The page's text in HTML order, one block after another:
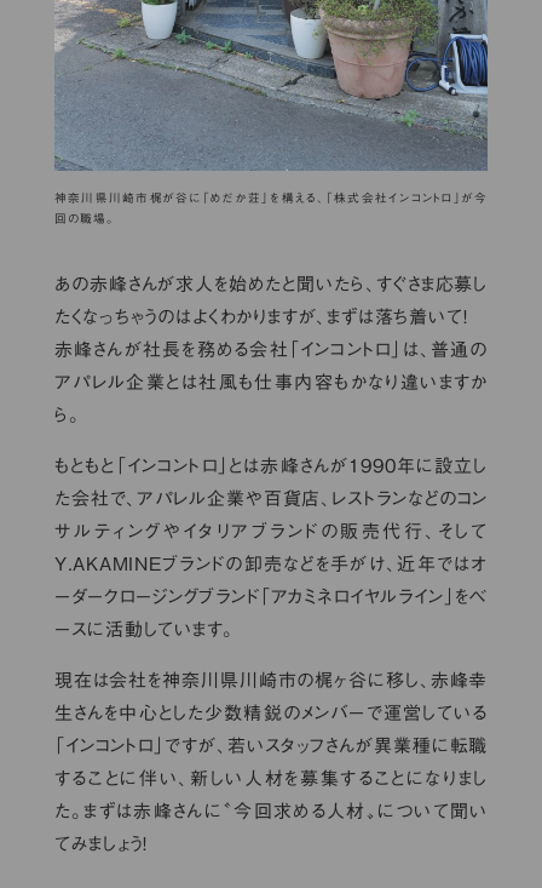
神奈川県川崎市梶が谷に「めだか荘」を構える、「株式会社インコントロ」が今
回の職場。
あの赤峰さんが求人を始めたと聞いたら、すぐさま応募し
たくなっちゃうのはよくわかりますが、まずは落ち着いて！
赤峰さんが社長を務める会社「インコントロ」は、普通の
アパレル企業とは社風も仕事内容もかなり違いますか
ら。
もともと「インコントロ」とは赤峰さんが1990年に設立し
た会社で、アパレル企業や百貨店、レストランなどのコン
サルティングやイタリアブランドの販売代行、そして
Y.AKAMINEブランドの卸売などを手がけ、近年ではオ
ーダークロージングブランド「アカミネロイヤルライン」をベ
ースに活動しています。
現在は会社を神奈川県川崎市の梶ヶ谷に移し、赤峰幸
生さんを中心とした少数精鋭のメンバーで運営している
「インコントロ」ですが、若いスタッフさんが異業種に転職
することに伴い、新しい人材を募集することになりまし
た。まずは赤峰さんに〝今回求める人材〟について聞い
てみましょう！